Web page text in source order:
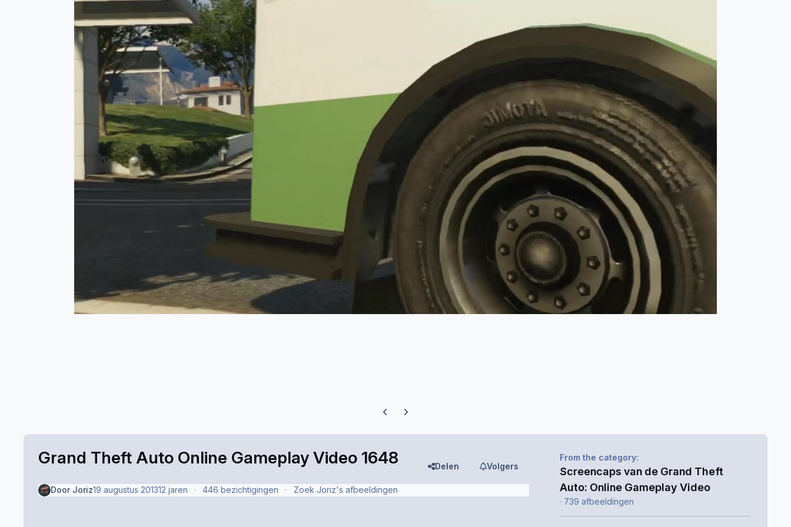
Previous carousel slide
Next carousel slide
Grand Theft Auto Online Gameplay Video 1648 Delen Volgers
Door Joriz19 augustus 201312 jaren 446 bezichtigingen Zoek Joriz's afbeeldingen
From the category:
Screencaps van de Grand Theft
Auto: Online Gameplay Video
· 739 afbeeldingen